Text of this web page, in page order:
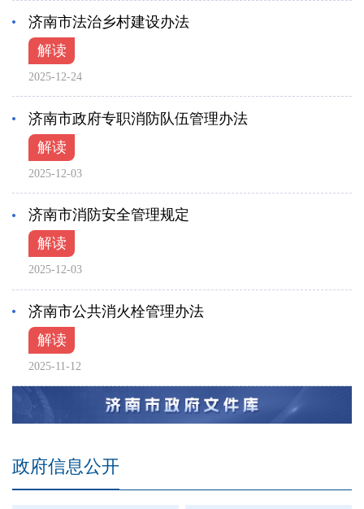
济南市法治乡村建设办法
解读
2025-12-24
济南市政府专职消防队伍管理办法
解读
2025-12-03
济南市消防安全管理规定
解读
2025-12-03
济南市公共消火栓管理办法
解读
2025-11-12
政府信息公开